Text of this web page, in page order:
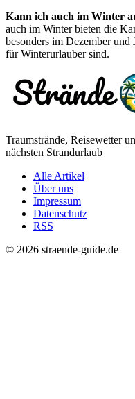
Kann ich auch im Winter
auch im Winter bieten die
besonders im Dezember
für Winterurlauber sind.
Traumstrände, Reisewetter
nächsten Strandurlaub
Alle Artikel
Über uns
Impressum
Datenschutz
RSS
© 2026 straende-guide.de